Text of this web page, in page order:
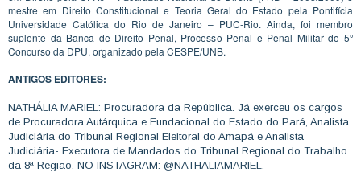
mestre em Direito Constitucional e Teoria Geral do Estado pela Pontifícia
Universidade Católica do Rio de Janeiro – PUC-Rio. Ainda, foi membro
suplente da Banca de Direito Penal, Processo Penal e Penal Militar do 5º
Concurso da DPU, organizado pela CESPE/UNB.
ANTIGOS EDITORES:
NATHÁLIA MARIEL: Procuradora da República. Já exerceu os cargos
de Procuradora Autárquica e Fundacional do Estado do Pará, Analista
Judiciária do Tribunal Regional Eleitoral do Amapá e Analista
Judiciária- Executora de Mandados do Tribunal Regional do Trabalho
da 8ª Região. NO INSTAGRAM: @NATHALIAMARIEL.